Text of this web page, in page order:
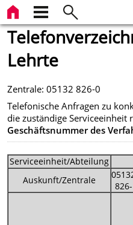
Lehrte
Zentrale: 05132 826-0
Telefonische Anfragen zu
die zuständige Serviceeinheit
Geschäftsnummer des
Serviceeinheit/Abteilung
Auskunft/Zentrale
826-